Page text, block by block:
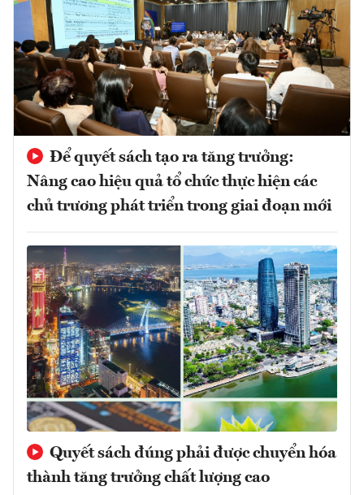
Để quyết sách tạo ra tăng trưởng:
Nâng cao hiệu quả tổ chức thực hiện các
chủ trương phát triển trong giai đoạn mới
Quyết sách đúng phải được chuyển hóa
thành tăng trưởng chất lượng cao